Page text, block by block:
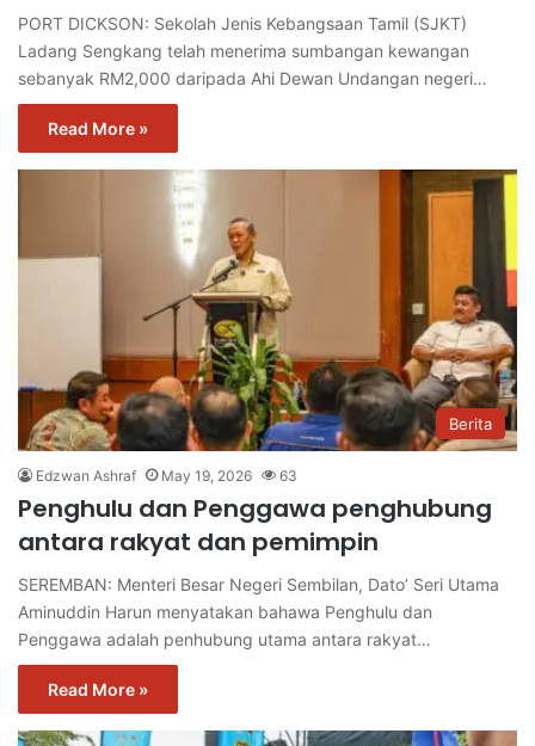
PORT DICKSON: Sekolah Jenis Kebangsaan Tamil (SJKT)
Ladang Sengkang telah menerima sumbangan kewangan
sebanyak RM2,000 daripada Ahi Dewan Undangan negeri…
Read More »
Berita
Edzwan Ashraf May 19, 2026 63
Penghulu dan Penggawa penghubung
antara rakyat dan pemimpin
SEREMBAN: Menteri Besar Negeri Sembilan, Dato’ Seri Utama
Aminuddin Harun menyatakan bahawa Penghulu dan
Penggawa adalah penhubung utama antara rakyat…
Read More »